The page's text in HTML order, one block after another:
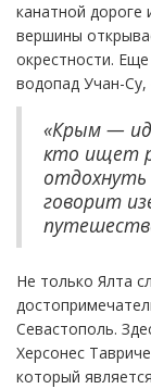
канатной
вершины
окрестности.
водопад Учан-
«Крым —
кто ищет
говорит
Не только Ялта
Севастополь.
Херсонес
который